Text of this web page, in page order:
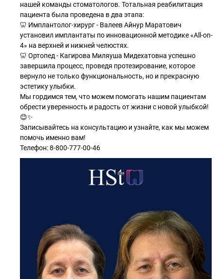
нашей команды стоматологов. Тотальная реабилитация
пациента была проведена в два этапа:
🦷 Имплантолог-хирург - Валеев Айнур Маратович
установил имплантаты по инновационной методике «All-on-
4» на верхней и нижней челюстях.
🦷 Ортопед - Кагирова Миляуша Мидехатовна успешно
завершила процесс, проведя протезирование, которое
вернуло не только функциональность, но и прекрасную
эстетику улыбки.
Мы гордимся тем, что можем помогать нашим пациентам
обрести уверенность и радость от жизни с новой улыбкой!
😊✨
Записывайтесь на консультацию и узнайте, как мы можем
помочь именно вам!
Телефон: 8-800-777-00-46